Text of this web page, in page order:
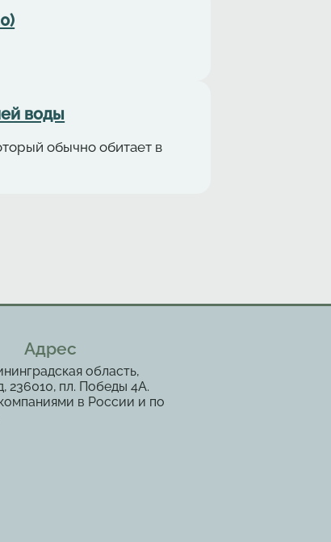
воды
обычно обитает в
Адрес
область,
236010, пл. Победы 4А.
в России и по